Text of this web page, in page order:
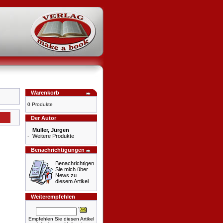
Warenkorb
0 Produkte
Der Autor
Müller, Jürgen
- Weitere Produkte
Benachrichtigungen
Benachrichtigen
Sie mich über
News zu
diesem Artikel
Weiterempfehlen
Empfehlen Sie diesen Artikel